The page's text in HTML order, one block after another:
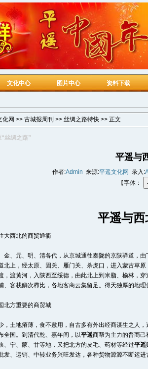
文化中心 图片中心 资料下载
化网 >> 古城报周刊 >> 丝绸之路特快 >> 正文
丝绸之路”
平遥与
作者:Admin 来源:平遥文化网 录入:
【字体：
平遥与西
大西北的商贸通衢
金、元、明、清各代，从京城通往秦陇的京陕驿道，由
北上，经太原、固关、雁门关、杀虎口，进入蒙古草
，渡黄河，入陕西至绥德，由此北上到米脂、榆林，
、客栈鳞次栉比，各地客商云集留足。得天独厚的地理
北方重要的商贸城
，土地瘠薄，食不敷用，自古多有外出经商谋生之人，
全国。到清代乾、嘉年间，以平遥商帮为主力的晋商己
、宁、蒙、甘等地，又把北方的皮毛、药材等经过平遥
发、运销、中转业务兴旺发达，各种货物源源不断运